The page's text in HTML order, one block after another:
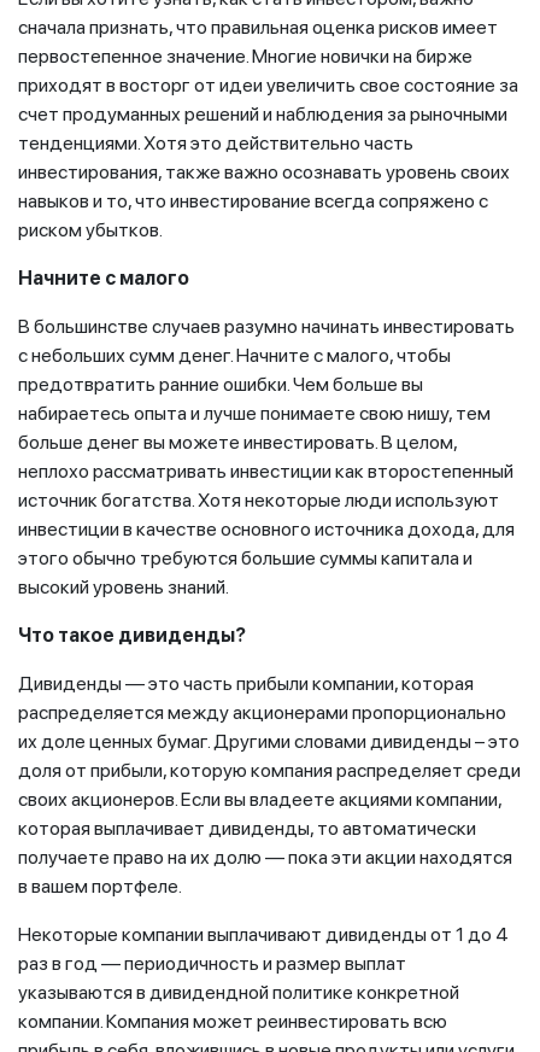
сначала признать, что правильная оценка рисков имеет
первостепенное значение. Многие новички на бирже
приходят в восторг от идеи увеличить свое состояние за
счет продуманных решений и наблюдения за рыночными
тенденциями. Хотя это действительно часть
инвестирования, также важно осознавать уровень своих
навыков и то, что инвестирование всегда сопряжено с
риском убытков.
Начните с малого
В большинстве случаев разумно начинать инвестировать
с небольших сумм денег. Начните с малого, чтобы
предотвратить ранние ошибки. Чем больше вы
набираетесь опыта и лучше понимаете свою нишу, тем
больше денег вы можете инвестировать. В целом,
неплохо рассматривать инвестиции как второстепенный
источник богатства. Хотя некоторые люди используют
инвестиции в качестве основного источника дохода, для
этого обычно требуются большие суммы капитала и
высокий уровень знаний.
Что такое дивиденды?
Дивиденды — это часть прибыли компании, которая
распределяется между акционерами пропорционально
их доле ценных бумаг. Другими словами дивиденды – это
доля от прибыли, которую компания распределяет среди
своих акционеров. Если вы владеете акциями компании,
которая выплачивает дивиденды, то автоматически
получаете право на их долю — пока эти акции находятся
в вашем портфеле.
Некоторые компании выплачивают дивиденды от 1 до 4
раз в год — периодичность и размер выплат
указываются в дивидендной политике конкретной
компании. Компания может реинвестировать всю